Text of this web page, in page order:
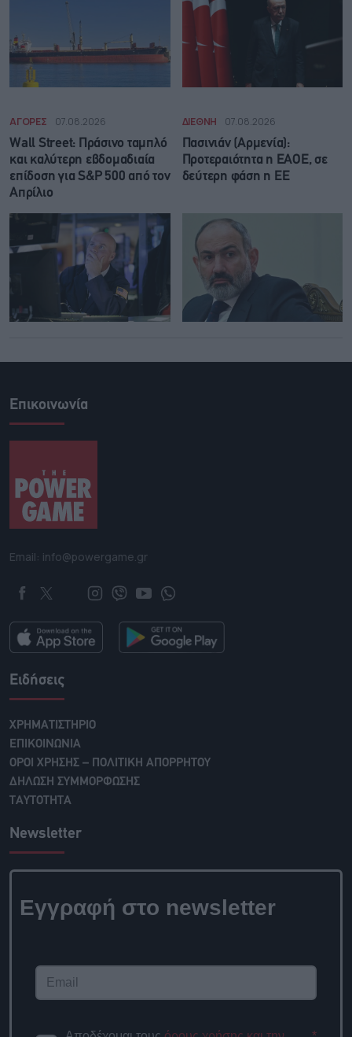
ΑΓΟΡΕΣ 07.08.2026
Wall Street: Πράσινο ταμπλό
και καλύτερη εβδομαδιαία
επίδοση για S&P 500 από τον
Απρίλιο
ΔΙΕΘΝΗ 07.08.2026
Πασινιάν (Αρμενία):
Προτεραιότητα η ΕΑΟΕ, σε
δεύτερη φάση η ΕΕ
Επικοινωνία
Email: info@powergame.gr
Ειδήσεις
ΧΡΗΜΑΤΙΣΤΗΡΙΟ
ΕΠΙΚΟΙΝΩΝΙΑ
ΟΡΟΙ ΧΡΗΣΗΣ – ΠΟΛΙΤΙΚΗ ΑΠΟΡΡΗΤΟΥ
ΔΗΛΩΣΗ ΣΥΜΜΟΡΦΩΣΗΣ
ΤΑΥΤΟΤΗΤΑ
Newsletter
Εγγραφή στο newsletter